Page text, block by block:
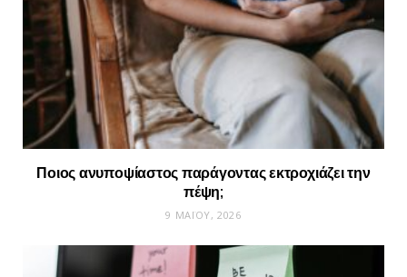
Ποιος ανυποψίαστος παράγοντας εκτροχιάζει την
πέψη;
9 ΜΑΪ́ΟΥ, 2026